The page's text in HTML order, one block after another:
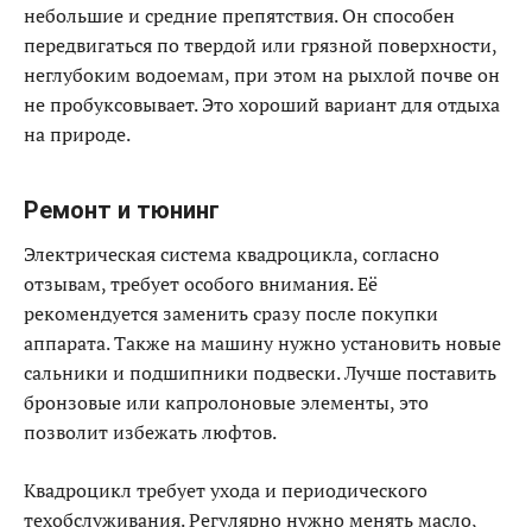
небольшие и средние препятствия. Он способен
передвигаться по твердой или грязной поверхности,
неглубоким водоемам, при этом на рыхлой почве он
не пробуксовывает. Это хороший вариант для отдыха
на природе.
Ремонт и тюнинг
Электрическая система квадроцикла, согласно
отзывам, требует особого внимания. Её
рекомендуется заменить сразу после покупки
аппарата. Также на машину нужно установить новые
сальники и подшипники подвески. Лучше поставить
бронзовые или капролоновые элементы, это
позволит избежать люфтов.
Квадроцикл требует ухода и периодического
техобслуживания. Регулярно нужно менять масло,